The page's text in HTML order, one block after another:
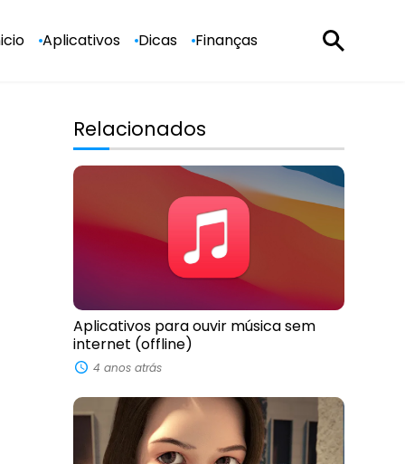
Aplicativos Dicas Finanças
Relacionados
Aplicativos para ouvir música sem
internet (offline)
4 anos atrás